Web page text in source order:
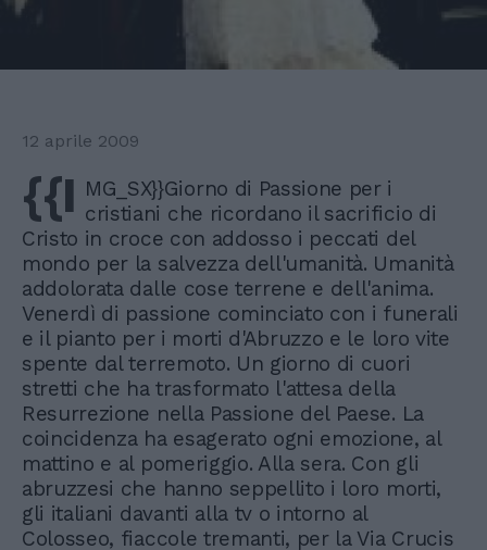
12 aprile 2009
{{I MG_SX}}Giorno di Passione per i
cristiani che ricordano il sacrificio di
Cristo in croce con addosso i peccati del
mondo per la salvezza dell'umanità. Umanità
addolorata dalle cose terrene e dell'anima.
Venerdì di passione cominciato con i funerali
e il pianto per i morti d'Abruzzo e le loro vite
spente dal terremoto. Un giorno di cuori
stretti che ha trasformato l'attesa della
Resurrezione nella Passione del Paese. La
coincidenza ha esagerato ogni emozione, al
mattino e al pomeriggio. Alla sera. Con gli
abruzzesi che hanno seppellito i loro morti,
gli italiani davanti alla tv o intorno al
Colosseo, fiaccole tremanti, per la Via Crucis